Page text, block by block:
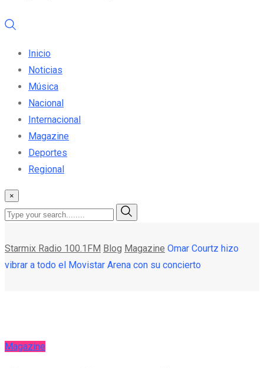
Inicio
Noticias
Música
Nacional
Internacional
Magazine
Deportes
Regional
×
Starmix Radio 100.1FM Blog Magazine Omar Courtz hizo
vibrar a todo el Movistar Arena con su concierto
Magazine